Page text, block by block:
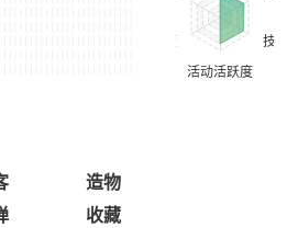
造物
收藏